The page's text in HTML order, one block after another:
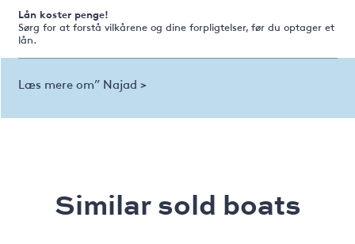
Lån koster penge!
Sørg for at forstå vilkårene og dine forpligtelser, før du optager et
lån.
Læs mere om” Najad >
Similar sold boats